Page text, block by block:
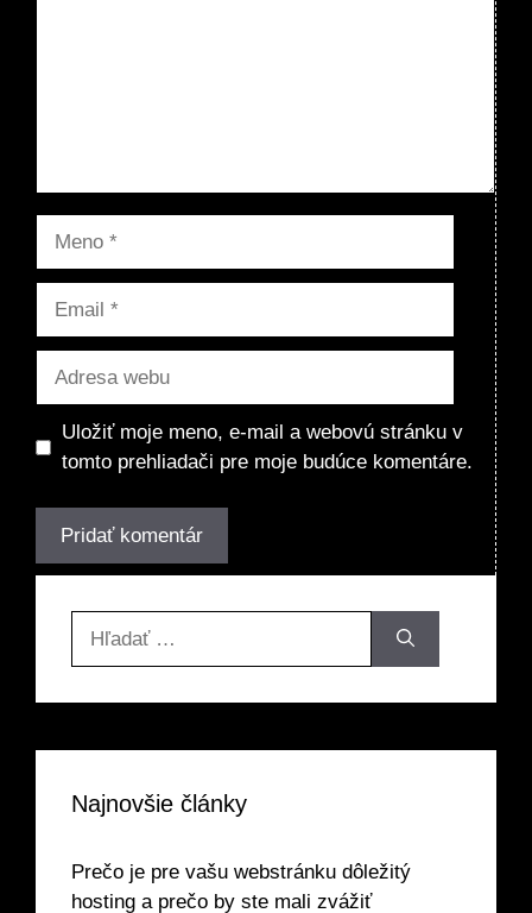
Uložiť moje meno, e-mail a webovú stránku v
tomto prehliadači pre moje budúce komentáre.
Najnovšie články
Prečo je pre vašu webstránku dôležitý
hosting a prečo by ste mali zvážiť